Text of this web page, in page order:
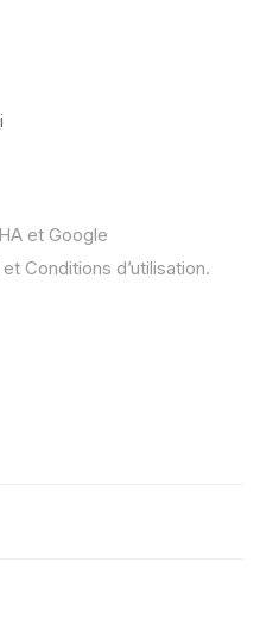
et Google
et Conditions d’utilisation.